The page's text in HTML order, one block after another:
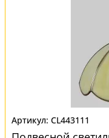
CL443111